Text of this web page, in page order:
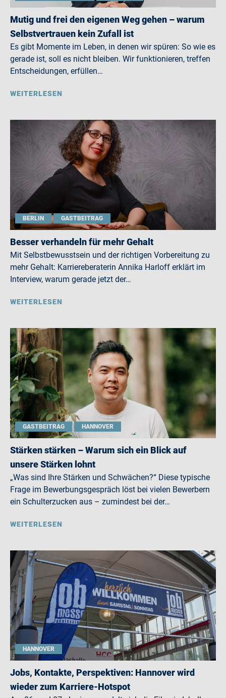
Mutig und frei den eigenen Weg gehen – warum
Selbstvertrauen kein Zufall ist
Es gibt Momente im Leben, in denen wir spüren: So wie es
gerade ist, soll es nicht bleiben. Wir funktionieren, treffen
Entscheidungen, erfüllen…
WEITERLESEN
BERLIN GASTBEITRAG
Besser verhandeln für mehr Gehalt
Mit Selbstbewusstsein und der richtigen Vorbereitung zu
mehr Gehalt: Karriereberaterin Annika Harloff erklärt im
Interview, warum gerade jetzt der…
WEITERLESEN
GASTBEITRAG HANNOVER
Stärken stärken – Warum sich ein Blick auf
unsere Stärken lohnt
„Was sind Ihre Stärken und Schwächen?“ Diese typische
Frage im Bewerbungsgespräch löst bei vielen Bewerbern
ein Schulterzucken aus – zumindest bei der…
WEITERLESEN
HANNOVER
Jobs, Kontakte, Perspektiven: Hannover wird
wieder zum Karriere-Hotspot